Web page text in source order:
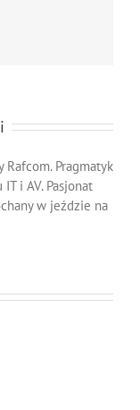
Rafcom. Pragmatyk
i AV. Pasjonat
w jeździe na